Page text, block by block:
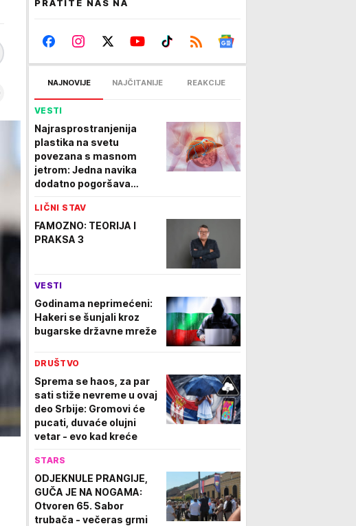
PRATITE NAS NA
NAJNOVIJE NAJČITANIJE REAKCIJE
VESTI
Najrasprostranjenija
plastika na svetu
povezana s masnom
jetrom: Jedna navika
dodatno pogoršava
LIČNI STAV
FAMOZNO: TEORIJA I
PRAKSA 3
VESTI
Godinama neprimećeni:
Hakeri se šunjali kroz
bugarske državne mreže
DRUŠTVO
Sprema se haos, za par
sati stiže nevreme u ovaj
deo Srbije: Gromovi će
pucati, duvaće olujni
vetar - evo kad kreće
STARS
ODJEKNULE PRANGIJE,
GUČA JE NA NOGAMA:
Otvoren 65. Sabor
trubača - večeras grmi